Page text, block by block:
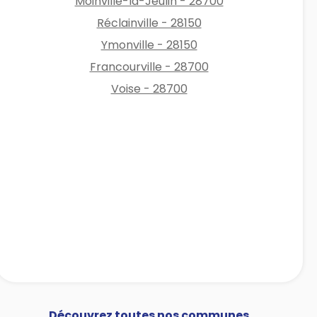
Réclainville - 28150
Ymonville - 28150
Francourville - 28700
Voise - 28700